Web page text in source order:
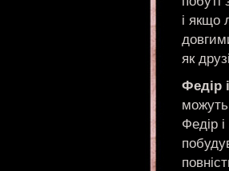
і якщо
як
Федір
Федір